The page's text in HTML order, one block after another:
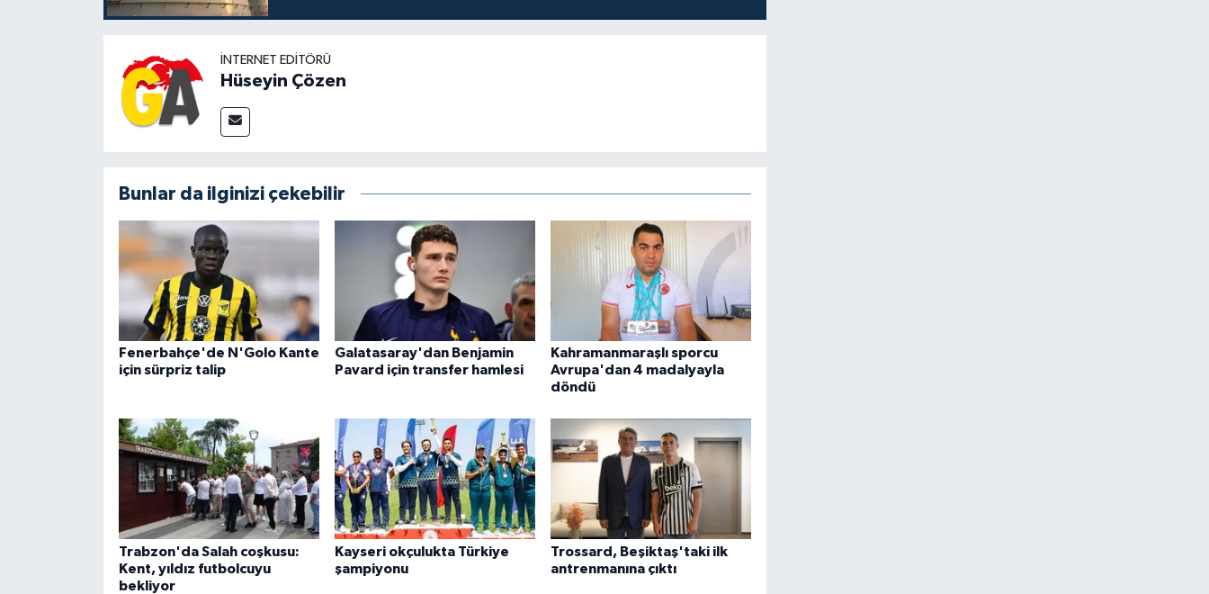
İNTERNET EDITÖRÜ
Hüseyin Çözen
Bunlar da ilginizi çekebilir
Fenerbahçe'de N'Golo Kante
için sürpriz talip
Galatasaray'dan Benjamin
Pavard için transfer hamlesi
Kahramanmaraşlı sporcu
Avrupa'dan 4 madalyayla
döndü
Trabzon'da Salah coşkusu:
Kent, yıldız futbolcuyu
bekliyor
Kayseri okçulukta Türkiye
şampiyonu
Trossard, Beşiktaş'taki ilk
antrenmanına çıktı